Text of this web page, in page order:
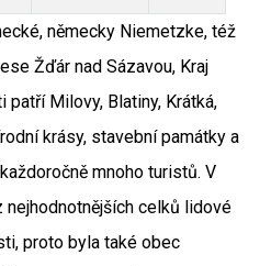
německy Niemetzke, též
Žďár nad Sázavou, Kraj
Milovy, Blatiny, Krátká,
krásy, stavební památky a
mnoho turistů. V
nejhodnotnějších celků lidové
proto byla také obec